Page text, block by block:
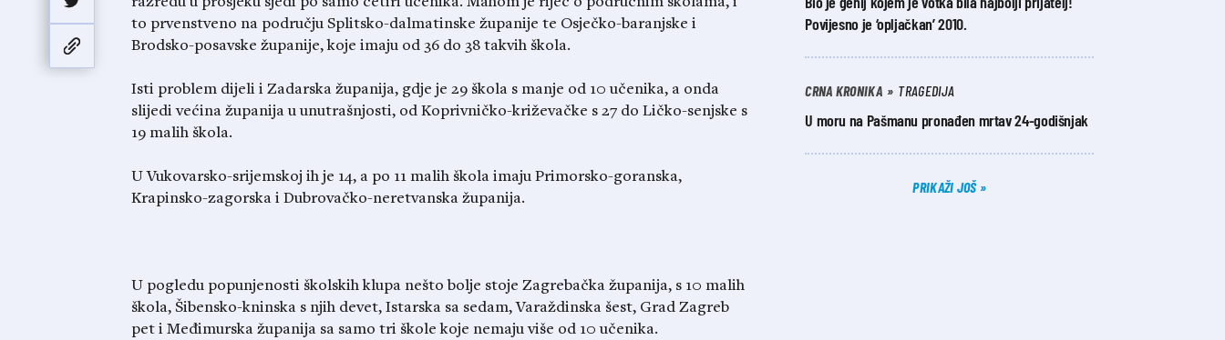
to prvenstveno na području Splitsko-dalmatinske županije te Osječko-baranjske i
Brodsko-posavske županije, koje imaju od 36 do 38 takvih škola.
Isti problem dijeli i Zadarska županija, gdje je 29 škola s manje od 10 učenika, a onda
slijedi većina županija u unutrašnjosti, od Koprivničko-križevačke s 27 do Ličko-senjske s
19 malih škola.
U Vukovarsko-srijemskoj ih je 14, a po 11 malih škola imaju Primorsko-goranska,
Krapinsko-zagorska i Dubrovačko-neretvanska županija.
U pogledu popunjenosti školskih klupa nešto bolje stoje Zagrebačka županija, s 10 malih
škola, Šibensko-kninska s njih devet, Istarska sa sedam, Varaždinska šest, Grad Zagreb
pet i Međimurska županija sa samo tri škole koje nemaju više od 10 učenika.
Povijesno je ‘opljačkan’ 2010.
CRNA KRONIKA TRAGEDIJA
U moru na Pašmanu pronađen mrtav 24-godišnjak
PRIKAŽI JOŠ